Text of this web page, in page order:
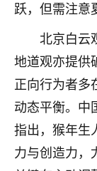
跃，但需注意
北京白云
地道观亦提供
正向行为者多
动态平衡。中
指出，猴年生
力与创造力，
鹿森：
12小时前
心心相印
我身体不
问题，反
题，后
之后，
果问题。